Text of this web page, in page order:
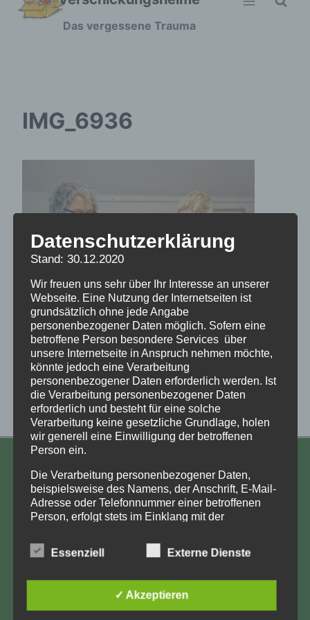
Zum
Das vergessene Trauma
IMG_6936
KONTAKT
Aufarbeitung und Erforschung
Kinderverschickung e.V.
Kiehlufer 43
info@Verschickungsheime.de
Datenschutzerklärung
Stand: 30.12.2020
Wir freuen uns sehr über Ihr Interesse an unserer
Webseite. Eine Nutzung der Internetseiten ist
grundsätzlich ohne jede Angabe
personenbezogener Daten möglich. Sofern eine
betroffene Person besondere Services über
unsere Internetseite in Anspruch nehmen möchte,
könnte jedoch eine Verarbeitung
personenbezogener Daten erforderlich werden. Ist
die Verarbeitung personenbezogener Daten
erforderlich und besteht für eine solche
Verarbeitung keine gesetzliche Grundlage, holen
wir generell eine Einwilligung der betroffenen
Person ein.
Die Verarbeitung personenbezogener Daten,
beispielsweise des Namens, der Anschrift, E-Mail-
Adresse oder Telefonnummer einer betroffenen
Person, erfolgt stets im Einklang mit der
Übereinstimmung mit den für uns geltenden
landesspezifischen Datenschutzbestimmungen.
und Zweck der von uns erhobenen, genutzten und
verarbeiteten personenbezogenen Daten
Essenziell Externe Dienste
✓ Akzeptieren